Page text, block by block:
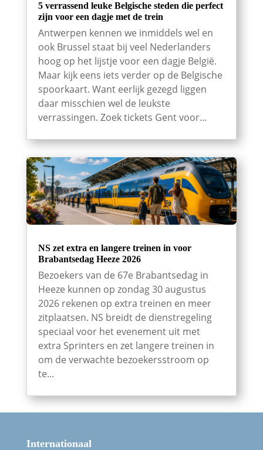
5 verrassend leuke Belgische steden die perfect
zijn voor een dagje met de trein
Antwerpen kennen we inmiddels wel en
ook Brussel staat bij veel Nederlanders
hoog op het lijstje voor een dagje België.
Maar kijk eens iets verder op de Belgische
spoorkaart. Want eerlijk gezegd liggen
daar misschien wel de leukste
verrassingen. Zoek tickets Gent voor...
NS zet extra en langere treinen in voor
Brabantsedag Heeze 2026
Bezoekers van de 67e Brabantsedag in
Heeze kunnen op zondag 30 augustus
2026 rekenen op extra treinen en meer
zitplaatsen. NS breidt de dienstregeling
speciaal voor het evenement uit met
extra Sprinters en zet langere treinen in
om de verwachte bezoekersstroom op
te...
Internationaal